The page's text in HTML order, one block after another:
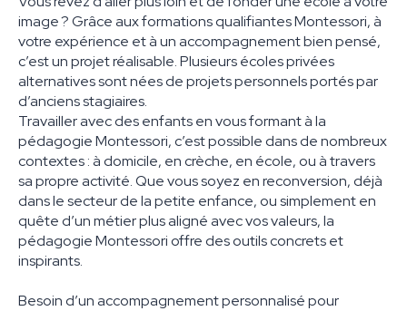
image ? Grâce aux formations qualifiantes Montessori, à
votre expérience et à un accompagnement bien pensé,
c’est un projet réalisable. Plusieurs écoles privées
alternatives sont nées de projets personnels portés par
d’anciens stagiaires.
Travailler avec des enfants en vous formant à la
pédagogie Montessori, c’est possible dans de nombreux
contextes : à domicile, en crèche, en école, ou à travers
sa propre activité. Que vous soyez en reconversion, déjà
dans le secteur de la petite enfance, ou simplement en
quête d’un métier plus aligné avec vos valeurs, la
pédagogie Montessori offre des outils concrets et
inspirants.
Besoin d’un accompagnement personnalisé pour